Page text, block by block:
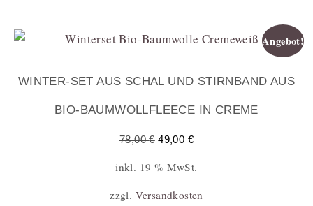
Angebot!
WINTER-SET AUS SCHAL UND STIRNBAND AUS
BIO-BAUMWOLLFLEECE IN CREME
78,00€ 49,00 €
inkl. 19 % MwSt.
zzgl. Versandkosten